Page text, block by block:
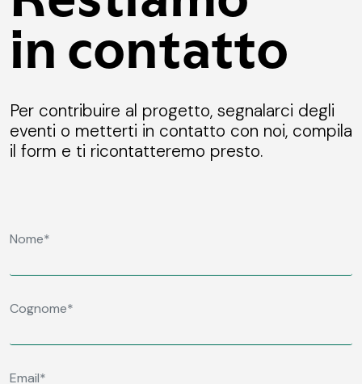
in contatto
Per contribuire al progetto, segnalarci degli
eventi o metterti in contatto con noi, compila
il form e ti ricontatteremo presto.